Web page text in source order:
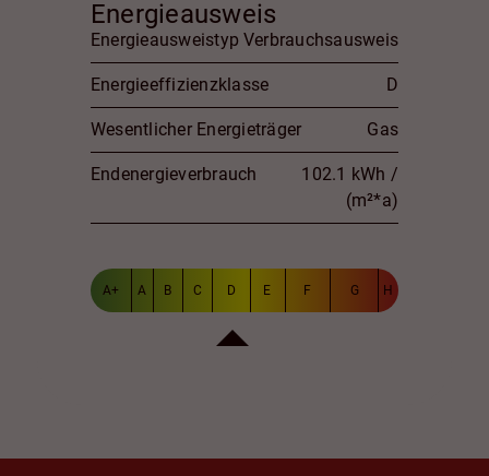
Energieausweis
Energieausweistyp Verbrauchsausweis
Energieeffizienzklasse D
Wesentlicher Energieträger Gas
Endenergieverbrauch
102.1 kWh /
(m²*a)
A+ A B C D E F G H